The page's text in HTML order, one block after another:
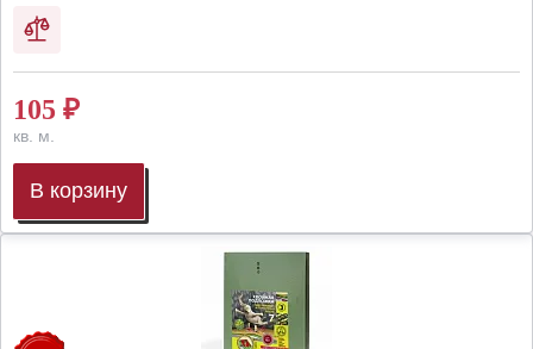
105 ₽
кв. м.
В корзину